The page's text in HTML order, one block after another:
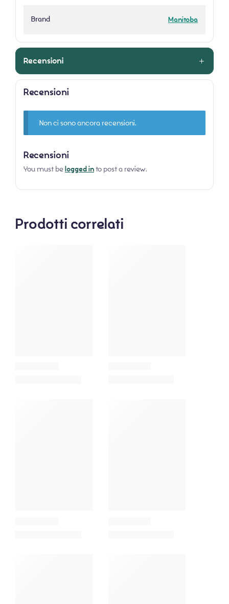
Brand Manitoba
Recensioni
Recensioni
Non ci sono ancora recensioni.
Recensioni
You must be logged into post a review.
Prodotti correlati